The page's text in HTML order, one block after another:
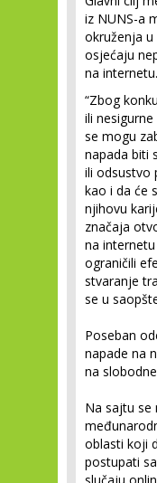
iz NUNS-a
okruženja
osjećaju
na internetu.
“Zbog
ili
se mogu
napada biti
ili odsustvo
kao i da će
njihovu
značaja
na
ograničili
stvaranje
se u
Poseban
napade na
na
Na sajtu se
oblasti koji
postupati